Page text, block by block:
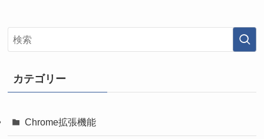
カテゴリー
Chrome拡張機能